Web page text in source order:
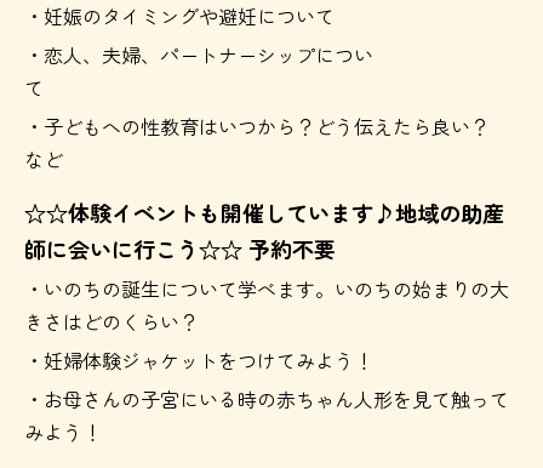
・妊娠のタイミングや避妊について
・恋人、夫婦、パートナーシップについ
て
・子どもへの性教育はいつから？どう伝えたら良い？
など
☆☆体験イベントも開催しています♪地域の助産
師に会いに行こう☆☆ 予約不要
・いのちの誕生について学べます。いのちの始まりの大
きさはどのくらい？
・妊婦体験ジャケットをつけてみよう！
・お母さんの子宮にいる時の赤ちゃん人形を見て触って
みよう！